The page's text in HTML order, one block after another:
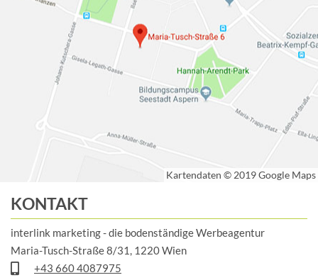
KONTAKT
interlink marketing - die bodenständige Werbeagentur
Maria-Tusch-Straße 8/31, 1220 Wien
+43 660 4087975